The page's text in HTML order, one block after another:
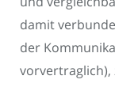
damit
der
vorvertraglich),